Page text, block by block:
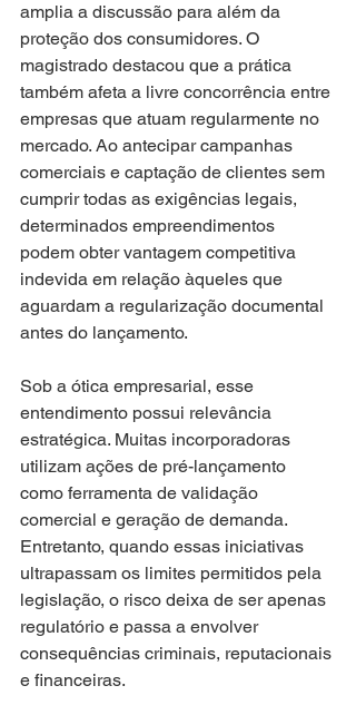
amplia a discussão para além da
proteção dos consumidores. O
magistrado destacou que a prática
também afeta a livre concorrência entre
empresas que atuam regularmente no
mercado. Ao antecipar campanhas
comerciais e captação de clientes sem
cumprir todas as exigências legais,
determinados empreendimentos
podem obter vantagem competitiva
indevida em relação àqueles que
aguardam a regularização documental
antes do lançamento.
Sob a ótica empresarial, esse
entendimento possui relevância
estratégica. Muitas incorporadoras
utilizam ações de pré-lançamento
como ferramenta de validação
comercial e geração de demanda.
Entretanto, quando essas iniciativas
ultrapassam os limites permitidos pela
legislação, o risco deixa de ser apenas
regulatório e passa a envolver
consequências criminais, reputacionais
e financeiras.